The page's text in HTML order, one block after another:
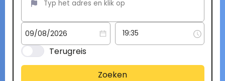
Terugreis
Zoeken